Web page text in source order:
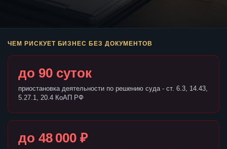
ЧЕМ РИСКУЕТ БИЗНЕС БЕЗ ДОКУМЕНТОВ
до 90 суток
приостановка деятельности по решению суда - ст. 6.3, 14.43,
5.27.1, 20.4 КоАП РФ
до 48 000 ₽